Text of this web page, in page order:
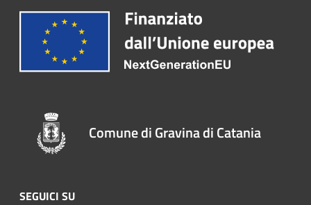
Comune di Gravina di Catania
SEGUICI SU